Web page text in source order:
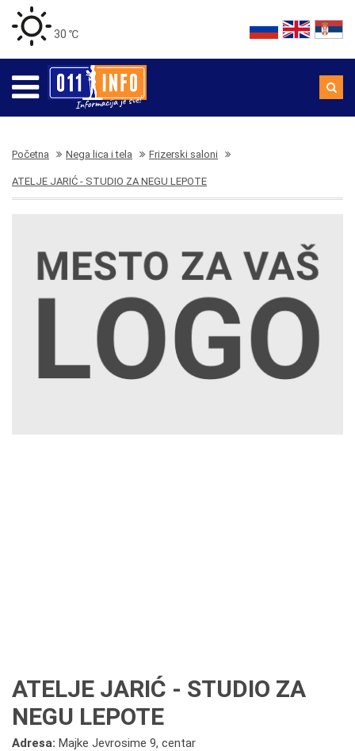
30 ℃
Početna Nega lica i tela Frizerski saloni
ATELJE JARIĆ - STUDIO ZA NEGU LEPOTE
ATELJE JARIĆ - STUDIO ZA
NEGU LEPOTE
Adresa: Majke Jevrosime 9, centar